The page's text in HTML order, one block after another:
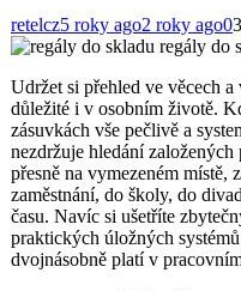
retelcz5 roky ago2 roky ago0
regály do
Udržet si přehled ve věcech
důležité i v osobním životě.
zásuvkách vše pečlivě a
nezdržuje hledání
přesně na vymezeném místě,
zaměstnání, do školy, do
času. Navíc si ušetříte
praktických úložných
dvojnásobně platí v